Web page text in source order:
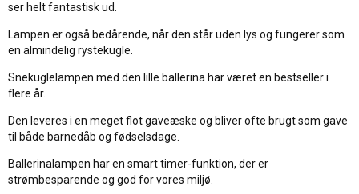
ser helt fantastisk ud.
Lampen er også bedårende, når den står uden lys og fungerer som
en almindelig rystekugle.
Snekuglelampen med den lille ballerina har været en bestseller i
flere år.
Den leveres i en meget flot gaveæske og bliver ofte brugt som gave
til både barnedåb og fødselsdage.
Ballerinalampen har en smart timer-funktion, der er
strømbesparende og god for vores miljø.